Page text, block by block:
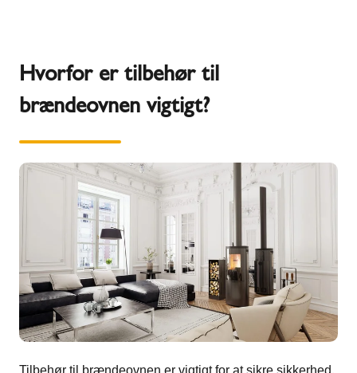
Hvorfor er tilbehør til
brændeovnen vigtigt?
Tilbehør til brændeovnen er vigtigt for at sikre sikkerhed,